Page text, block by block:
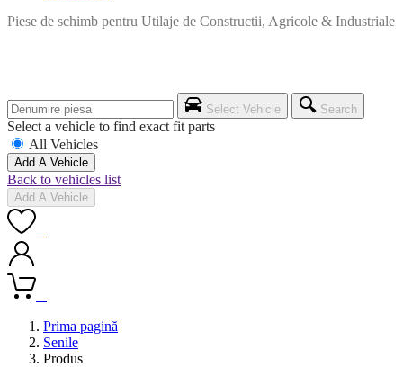
Piese de schimb pentru Utilaje de Constructii, Agricole & Industriale
Select Vehicle Search
Select a vehicle to find exact fit parts
All Vehicles
Add A Vehicle
Back to vehicles list
Add A Vehicle
Prima pagină
Senile
Produs